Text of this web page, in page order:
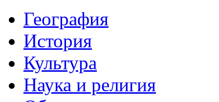
География
История
Культура
Наука и религия